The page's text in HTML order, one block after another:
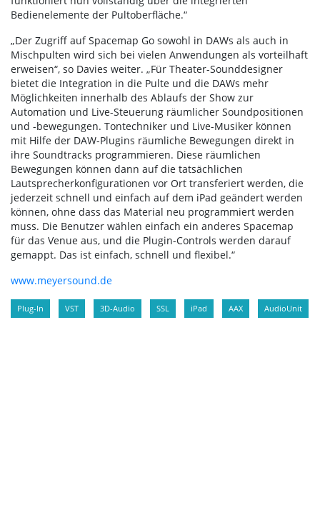
Bedienelemente der Pultoberfläche.“
„Der Zugriff auf Spacemap Go sowohl in DAWs als auch in
Mischpulten wird sich bei vielen Anwendungen als vorteilhaft
erweisen“, so Davies weiter. „Für Theater-Sounddesigner
bietet die Integration in die Pulte und die DAWs mehr
Möglichkeiten innerhalb des Ablaufs der Show zur
Automation und Live-Steuerung räumlicher Soundpositionen
und -bewegungen. Tontechniker und Live-Musiker können
mit Hilfe der DAW-Plugins räumliche Bewegungen direkt in
ihre Soundtracks programmieren. Diese räumlichen
Bewegungen können dann auf die tatsächlichen
Lautsprecherkonfigurationen vor Ort transferiert werden, die
jederzeit schnell und einfach auf dem iPad geändert werden
können, ohne dass das Material neu programmiert werden
muss. Die Benutzer wählen einfach ein anderes Spacemap
für das Venue aus, und die Plugin-Controls werden darauf
gemappt. Das ist einfach, schnell und flexibel.“
www.meyersound.de
Plug-In VST 3D-Audio SSL iPad AAX AudioUnit